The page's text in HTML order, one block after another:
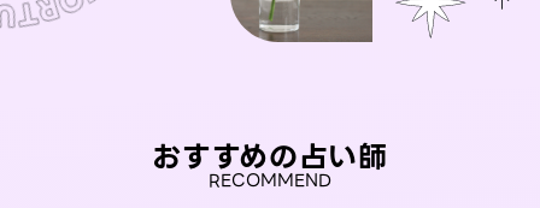
おすすめの占い師
RECOMMEND